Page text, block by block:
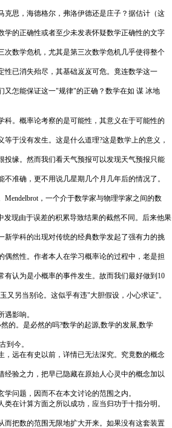
克思，海德格尔，弗洛伊德还是庄子？据估计（这
学的正确性或者至少未发表怀疑数学正确性的文字
次数学危机，尤其是第三次数学危机几乎使得整个
性已消失殆尽，其基础岌岌可危。竟连数学这一
又怎能保证这一"规律"的正确？数学在如 谋 冰地
科。概率论考察的是可能性，其意义在于可能性的
于没有发生。这是什么道理?这是数学上的意义，
投缘。然而我们看天气预报可以发现天气预报只能
准确，更不用说几星期几个月几年后的情况了。
，一个介于数学家与物理学家之间的数
现由于误差的积累导致结果的截然不同。后来他果
新学科的出现对传统的经典数学发起了强有力的挑
偶然性。作者本人在学习概率论的过程中，老是担
有认为是小概率的事件发生。故而我们最好做到10
又另当别论。这似乎有违"大胆假设，小心求证"。
影响。
的。是必然的吗?数学的起源,数学的发展,数学
到今。
，远在有史以前，详情已无法深究。究竟数的概念
经验之力，把早已隐藏在原始人心灵中的概念加以
问题，因而不在本文讨论的范围之内。
在计算方面之所以成功，应当归功于十指分明。
而把数的范围无限地扩大开来。如果没有这套装置